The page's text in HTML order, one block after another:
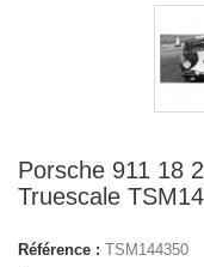
Porsche 911 18
Truescale
Référence : TSM144350